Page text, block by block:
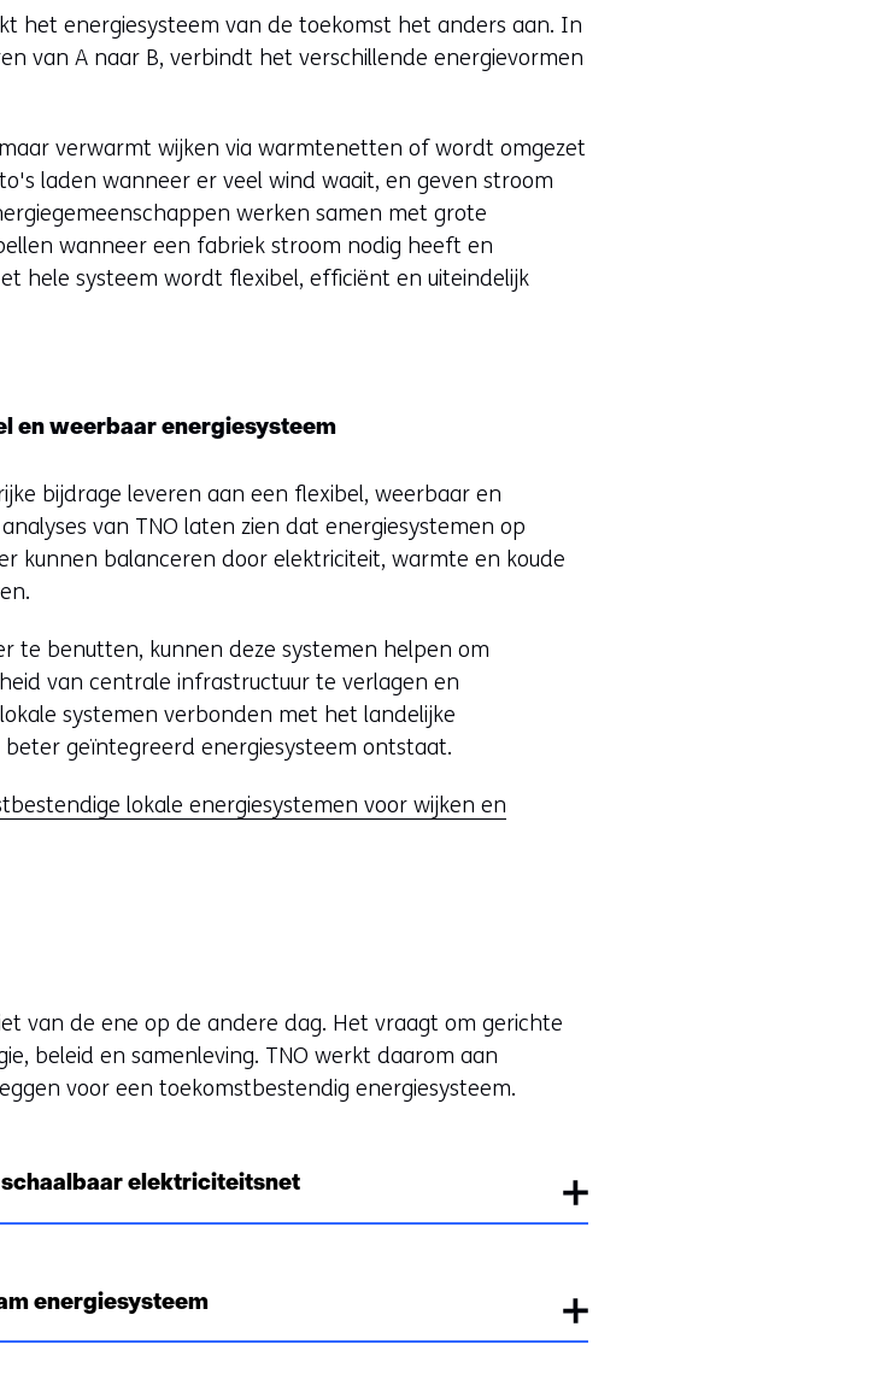
het energiesysteem van de toekomst het anders aan. In
van A naar B, verbindt het verschillende energievormen
verwarmt wijken via warmtenetten of wordt omgezet
laden wanneer er veel wind waait, en geven stroom
werken samen met grote
wanneer een fabriek stroom nodig heeft en
hele systeem wordt flexibel, efficiënt en uiteindelijk
en weerbaar energiesysteem
bijdrage leveren aan een flexibel, weerbaar en
van TNO laten zien dat energiesystemen op
kunnen balanceren door elektriciteit, warmte en koude
te benutten, kunnen deze systemen helpen om
van centrale infrastructuur te verlagen en
systemen verbonden met het landelijke
geïntegreerd energiesysteem ontstaat.
lokale energiesystemen voor wijken en
van de ene op de andere dag. Het vraagt om gerichte
beleid en samenleving. TNO werkt daarom aan
voor een toekomstbestendig energiesysteem.
schaalbaar elektriciteitsnet
energiesysteem